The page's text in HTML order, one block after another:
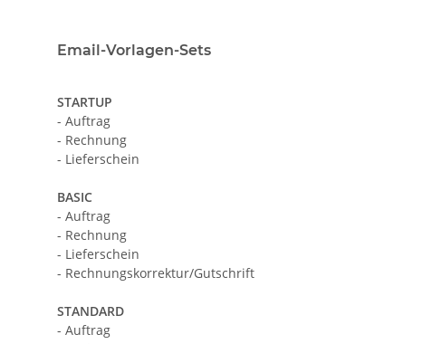
Email-Vorlagen-Sets
STARTUP
- Auftrag
- Rechnung
- Lieferschein
BASIC
- Auftrag
- Rechnung
- Lieferschein
- Rechnungskorrektur/Gutschrift
STANDARD
- Auftrag